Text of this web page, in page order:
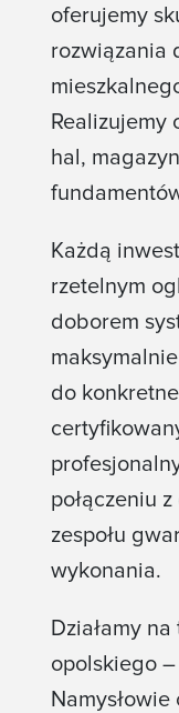
oferujemy
rozwiązania
Realizujemy
hal,
Każdą
rzetelnym
doborem
do
połączeniu
zespołu
wykonania.
Działamy
opolskiego
Namysłowie